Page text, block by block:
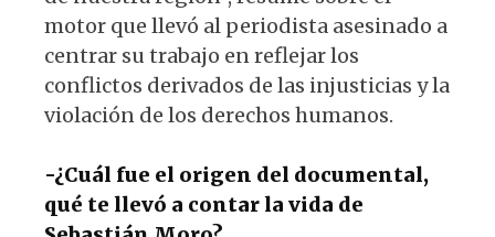
motor que llevó al periodista asesinado a
centrar su trabajo en reflejar los
conflictos derivados de las injusticias y la
violación de los derechos humanos.
-¿Cuál fue el origen del documental,
qué te llevó a contar la vida de